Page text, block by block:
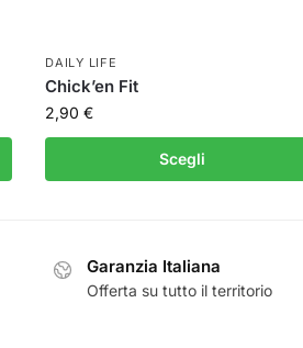
DAILY LIFE
Chick’en Fit
2,90€
Scegli
Garanzia Italiana
Offerta su tutto il territorio